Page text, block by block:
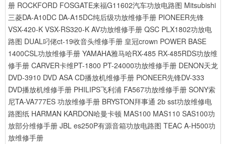
册 ROCKFORD FOSGATE来福G11602汽车功放电路图 Mitsubishi
三菱DA-A10DC DA-A15DC纯后级功放维修手册 PIONEER先锋
VSX-420-K VSX-RS320-K AV功放维修手册 QSC PLX1802功放电
路图 DUAL叼佬ct-19收音头维修手册 皇冠crown POWER BASE
1400CSL功放维修手册 YAMAHA雅马哈RX-485 RX-485RDS功放维
修手册 CARVER卡维PT-1800 PT-24000功放维修手册 DENON天龙
DVD-3910 DVD ASA CD播放机维修手册 PiONEER先锋DV-333
DVD播放机维修手册 PHILIPS飞利浦 FA567功放维修手册 SONY索
尼TA-VA777ES 功放维修手册 BRYSTON拜事通 2b sst功放维修电
路图纸 HARMAN KARDON哈曼卡顿 MAS100 MAS110 SAS100功
放部分维修手册 JBL es250P有源音箱功放电路图 TEAC A-H500功
放维修手册